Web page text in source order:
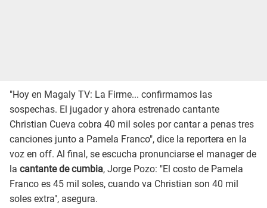
"Hoy en Magaly TV: La Firme... confirmamos las
sospechas. El jugador y ahora estrenado cantante
Christian Cueva cobra 40 mil soles por cantar a penas tres
canciones junto a Pamela Franco", dice la reportera en la
voz en off. Al final, se escucha pronunciarse el manager de
la cantante de cumbia, Jorge Pozo: "El costo de Pamela
Franco es 45 mil soles, cuando va Christian son 40 mil
soles extra", asegura.